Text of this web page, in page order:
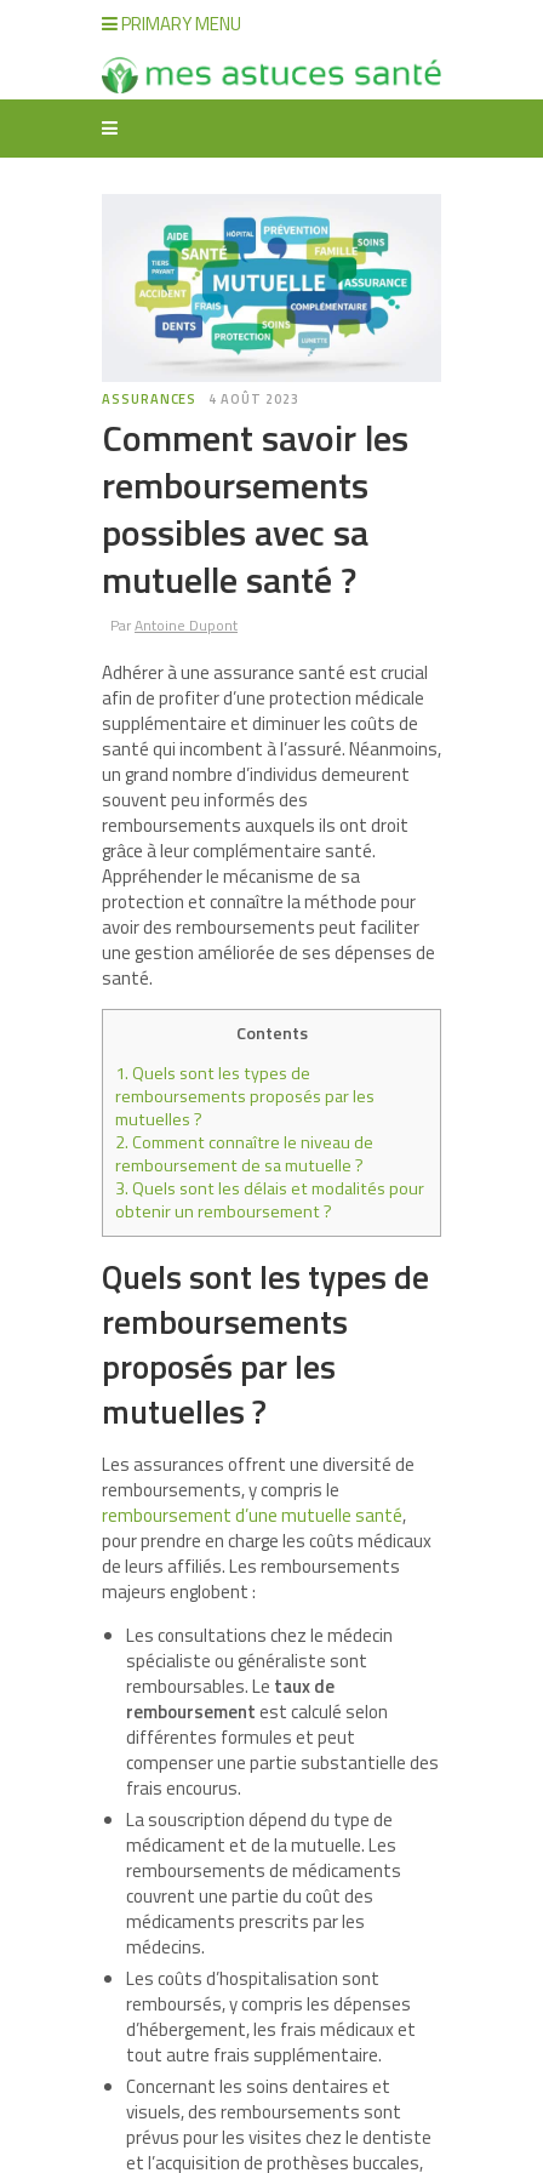
PRIMARY MENU
ASSURANCES 4 AOÛT 2023
Comment savoir les
remboursements
possibles avec sa
mutuelle santé ?
ParAntoine Dupont
Adhérer à une assurance santé est crucial
afin de profiter d’une protection médicale
supplémentaire et diminuer les coûts de
santé qui incombent à l’assuré. Néanmoins,
un grand nombre d’individus demeurent
souvent peu informés des
remboursements auxquels ils ont droit
grâce à leur complémentaire santé.
Appréhender le mécanisme de sa
protection et connaître la méthode pour
avoir des remboursements peut faciliter
une gestion améliorée de ses dépenses de
santé.
Contents
1.Quels sont les types de
remboursements proposés par les
mutuelles ?
2.Comment connaître le niveau de
remboursement de sa mutuelle ?
3.Quels sont les délais et modalités pour
obtenir un remboursement ?
Quels sont les types de
remboursements
proposés par les
mutuelles ?
Les assurances offrent une diversité de
remboursements, y compris le
remboursement d’une mutuelle santé,
pour prendre en charge les coûts médicaux
de leurs affiliés. Les remboursements
majeurs englobent :
Les consultations chez le médecin
spécialiste ou généraliste sont
remboursables. Le taux de
remboursementest calculé selon
différentes formules et peut
compenser une partie substantielle des
frais encourus.
La souscription dépend du type de
médicament et de la mutuelle. Les
remboursements de médicaments
couvrent une partie du coût des
médicaments prescrits par les
médecins.
Les coûts d’hospitalisation sont
remboursés, y compris les dépenses
d’hébergement, les frais médicaux et
tout autre frais supplémentaire.
Concernant les soins dentaires et
visuels, des remboursements sont
prévus pour les visites chez le dentiste
et l’acquisition de prothèses buccales,